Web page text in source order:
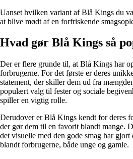
Uanset hvilken variant af Blå Kings du
at blive mødt af en forfriskende
Hvad gør Blå Kings så
Der er flere grunde til, at Blå Kings har
forbrugerne. For det første er deres
statement, der skiller dem ud fra
populært valg til fester og sociale
spiller en vigtig rolle.
Derudover er Blå Kings kendt for deres
der gør dem til en favorit blandt mange.
det visuelle med den gode smag har
blandt forbrugerne, både unge og gamle.